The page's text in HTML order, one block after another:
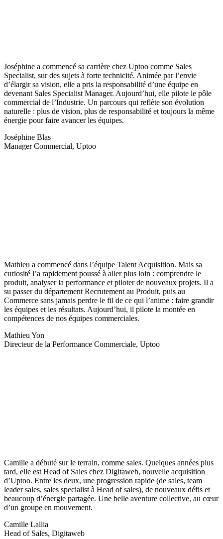
Joséphine a commencé sa carrière chez Uptoo comme Sales
Specialist, sur des sujets à forte technicité. Animée par l’envie
d’élargir sa vision, elle a pris la responsabilité d’une équipe en
devenant Sales Specialist Manager. Aujourd’hui, elle pilote le pôle
commercial de l’Industrie. Un parcours qui reflète son évolution
naturelle : plus de vision, plus de responsabilité et toujours la même
énergie pour faire avancer les équipes.
Joséphine Blas
Manager Commercial, Uptoo
Mathieu a commencé dans l’équipe Talent Acquisition. Mais sa
curiosité l’a rapidement poussé à aller plus loin : comprendre le
produit, analyser la performance et piloter de nouveaux projets. Il a
su passer du département Recrutement au Produit, puis au
Commerce sans jamais perdre le fil de ce qui l’anime : faire grandir
les équipes et les résultats. Aujourd’hui, il pilote la montée en
compétences de nos équipes commerciales.
Mathieu Yon
Directeur de la Performance Commerciale, Uptoo
Camille a débuté sur le terrain, comme sales. Quelques années plus
tard, elle est Head of Sales chez Digitaweb, nouvelle acquisition
d’Uptoo. Entre les deux, une progression rapide (de sales, team
leader sales, sales specialist à Head of sales), de nouveaux défis et
beaucoup d’énergie partagée. Une belle aventure collective, au cœur
d’un groupe en mouvement.
Camille Lallia
Head of Sales, Digitaweb